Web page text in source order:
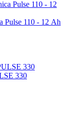
Pulse 110 - 12 Аh
330